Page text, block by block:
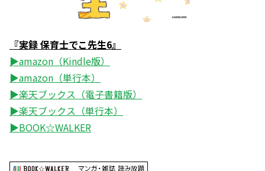
『実録 保育士でこ先生6』
▶amazon（Kindle版）
▶amazon（単行本）
▶楽天ブックス（電子書籍版）
▶楽天ブックス（単行本）
▶BOOK☆WALKER